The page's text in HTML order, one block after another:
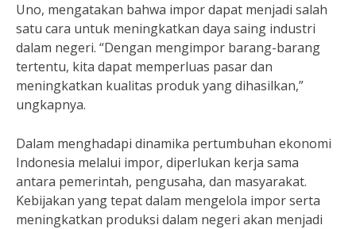
Uno, mengatakan bahwa impor dapat menjadi salah
satu cara untuk meningkatkan daya saing industri
dalam negeri. “Dengan mengimpor barang-barang
tertentu, kita dapat memperluas pasar dan
meningkatkan kualitas produk yang dihasilkan,”
ungkapnya.
Dalam menghadapi dinamika pertumbuhan ekonomi
Indonesia melalui impor, diperlukan kerja sama
antara pemerintah, pengusaha, dan masyarakat.
Kebijakan yang tepat dalam mengelola impor serta
meningkatkan produksi dalam negeri akan menjadi